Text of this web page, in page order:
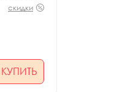
скидки
КУПИТЬ